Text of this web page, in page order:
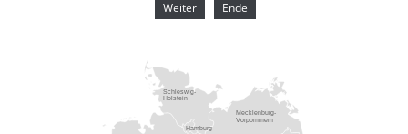
Weiter Ende
Mecklenburg-
Vorpommern
Schleswig-
Holstein
Hamburg